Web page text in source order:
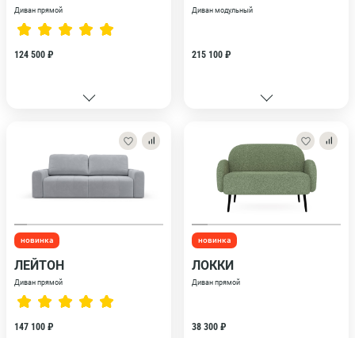
Диван прямой
124 500 ₽
Диван модульный
215 100 ₽
новинка
ЛЕЙТОН
Диван прямой
147 100 ₽
новинка
ЛОККИ
Диван прямой
38 300 ₽